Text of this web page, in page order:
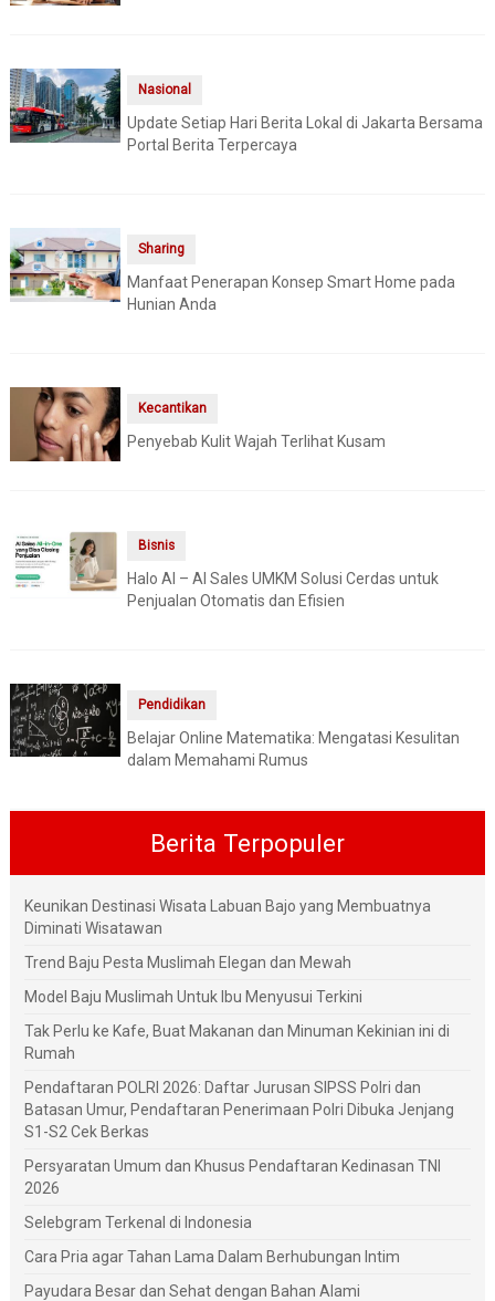
Nasional
Update Setiap Hari Berita Lokal di Jakarta Bersama
Portal Berita Terpercaya
Sharing
Manfaat Penerapan Konsep Smart Home pada
Hunian Anda
Kecantikan
Penyebab Kulit Wajah Terlihat Kusam
Bisnis
Halo AI – AI Sales UMKM Solusi Cerdas untuk
Penjualan Otomatis dan Efisien
Pendidikan
Belajar Online Matematika: Mengatasi Kesulitan
dalam Memahami Rumus
Berita Terpopuler
Keunikan Destinasi Wisata Labuan Bajo yang Membuatnya
Diminati Wisatawan
Trend Baju Pesta Muslimah Elegan dan Mewah
Model Baju Muslimah Untuk Ibu Menyusui Terkini
Tak Perlu ke Kafe, Buat Makanan dan Minuman Kekinian ini di
Rumah
Pendaftaran POLRI 2026: Daftar Jurusan SIPSS Polri dan
Batasan Umur, Pendaftaran Penerimaan Polri Dibuka Jenjang
S1-S2 Cek Berkas
Persyaratan Umum dan Khusus Pendaftaran Kedinasan TNI
2026
Selebgram Terkenal di Indonesia
Cara Pria agar Tahan Lama Dalam Berhubungan Intim
Payudara Besar dan Sehat dengan Bahan Alami